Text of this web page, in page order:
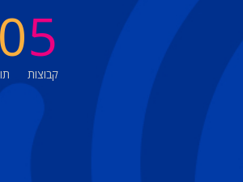
5
קבוצות